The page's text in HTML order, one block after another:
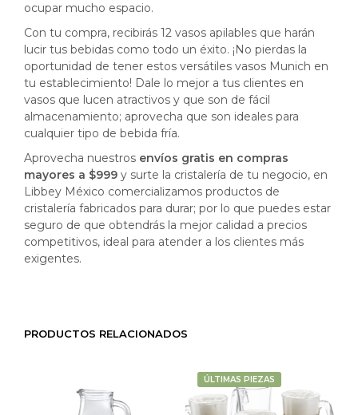
ocupar mucho espacio.
Con tu compra, recibirás 12 vasos apilables que harán
lucir tus bebidas como todo un éxito. ¡No pierdas la
oportunidad de tener estos versátiles vasos Munich en
tu establecimiento! Dale lo mejor a tus clientes en
vasos que lucen atractivos y que son de fácil
almacenamiento; aprovecha que son ideales para
cualquier tipo de bebida fría.
Aprovecha nuestros envíos gratis en compras
mayores a $999 y surte la cristalería de tu negocio, en
Libbey México comercializamos productos de
cristalería fabricados para durar; por lo que puedes estar
seguro de que obtendrás la mejor calidad a precios
competitivos, ideal para atender a los clientes más
exigentes.
PRODUCTOS RELACIONADOS
ÚLTIMAS PIEZAS